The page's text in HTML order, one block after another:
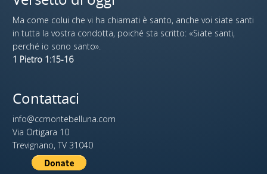
Ma come colui che vi ha chiamati è santo, anche voi siate santi
in tutta la vostra condotta, poiché sta scritto: «Siate santi,
perché io sono santo».
1 Pietro 1:15-16
Contattaci
info@ccmontebelluna.com
Via Ortigara 10
Trevignano, TV 31040